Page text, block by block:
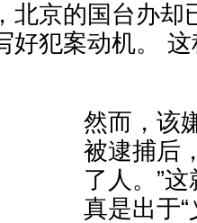
北京的国台办却
好犯案动机。 这
然而，该
被逮捕后
了人。”
真是出于